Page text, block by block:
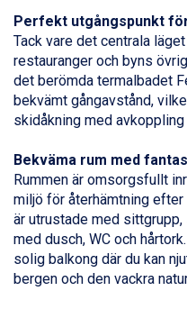
Arabba från 11.045 kr.
La Thuile från 7.045
Cervinia från 8.245
Sölden från 12.995
Bad Hofgastein från
Passo Tonale från
Saalbach från 9.445
Sestriere från 6.945
Fieberbrunn från
Ischgl från 11.295 kr.
Wagrain från 7.095
Val Thorens från
St. Anton från
Zell am See från
Perfekt utgångspunkt
Tack vare det centrala
restauranger och byns
det berömda termalbadet
bekvämt gångavstånd,
skidåkning med
Bekväma rum med
Rummen är omsorgsfullt
miljö för återhämtning
är utrustade med
med dusch, WC och
solig balkong där du kan
bergen och den vackra